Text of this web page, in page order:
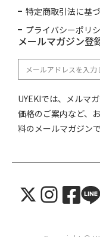
特定商取引法に基
プライバシーポリ
メールマガジン登
UYEKIでは、メルマ
価格のご案内など、
料のメールマガジン